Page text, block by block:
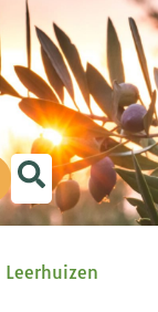
Leerhuizen